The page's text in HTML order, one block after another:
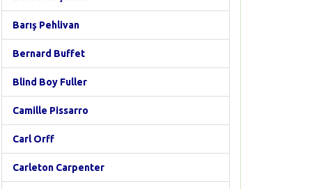
Barış Pehlivan
Bernard Buffet
Blind Boy Fuller
Camille Pissarro
Carl Orff
Carleton Carpenter